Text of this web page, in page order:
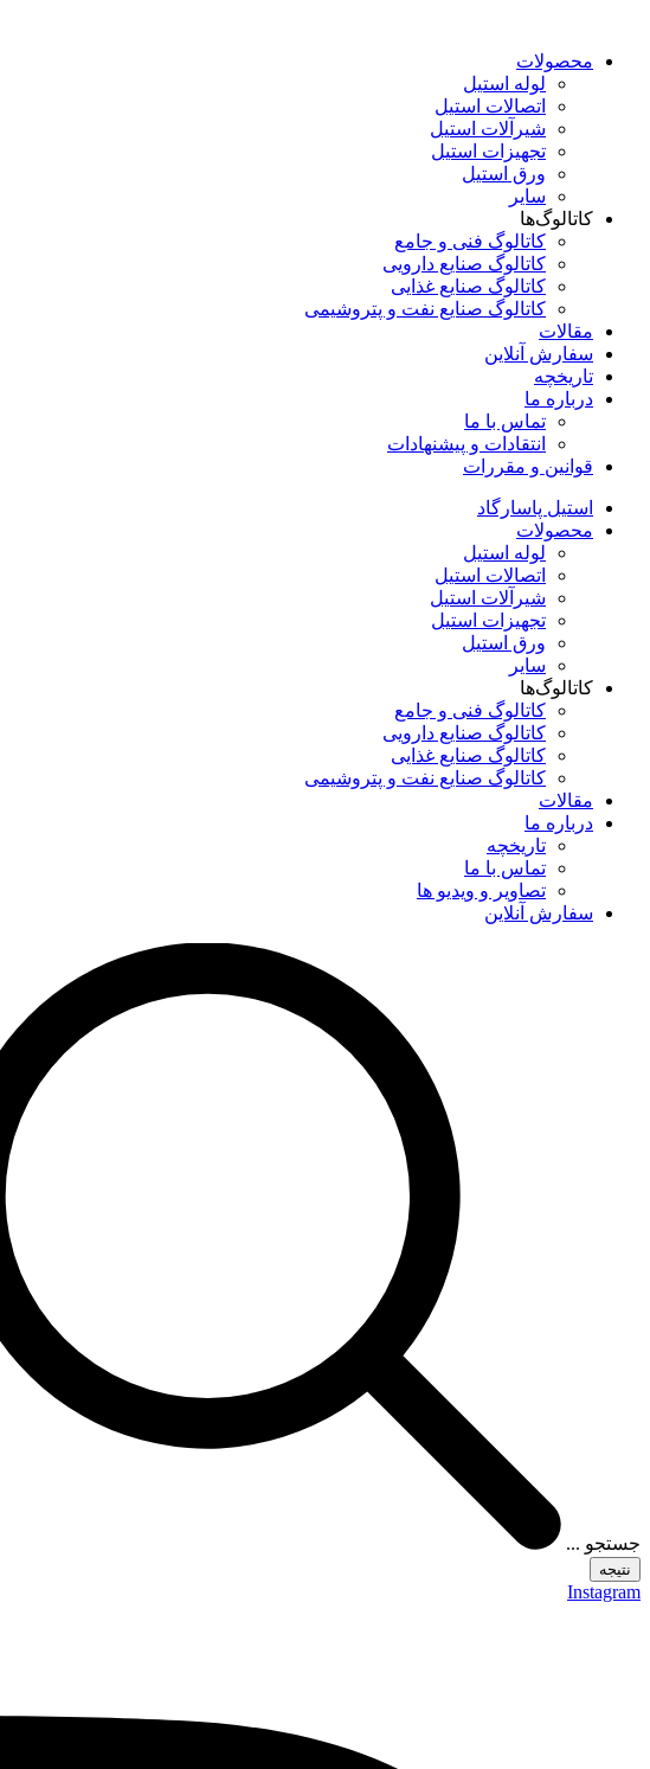
محصولات
لوله استیل
اتصالات استیل
شیرآلات استیل
تجهیزات استیل
ورق استیل
سایر
کاتالوگ‌ها
کاتالوگ فنی و جامع
کاتالوگ صنایع دارویی
کاتالوگ صنایع غذایی
کاتالوگ صنایع نفت و پتروشیمی
مقالات
سفارش آنلاین
تاریخچه
درباره ما
تماس با ما
انتقادات و پیشنهادات
قوانین و مقررات
استیل پاسارگاد
محصولات
لوله استیل
اتصالات استیل
شیرآلات استیل
تجهیزات استیل
ورق استیل
سایر
کاتالوگ‌ها
کاتالوگ فنی و جامع
کاتالوگ صنایع دارویی
کاتالوگ صنایع غذایی
کاتالوگ صنایع نفت و پتروشیمی
مقالات
درباره ما
تاریخچه
تماس با ما
تصاویر و ویدیو ها
سفارش آنلاین
جستجو ...
نتیجه
Instagram